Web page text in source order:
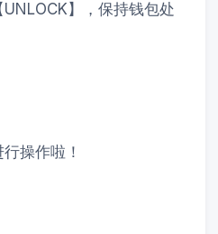
】，保持钱包处
操作啦！